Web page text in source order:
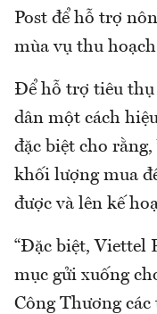
Post để hỗ trợ
mùa vụ thu
Để hỗ trợ tiêu thụ
dân một cách
đặc biệt cho
khối lượng mua
được và lên kế
“Đặc biệt, Viettel
mục gửi xuống
Công Thương